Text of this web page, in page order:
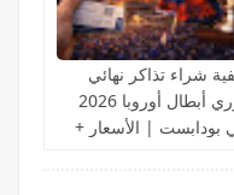
شراء تذاكر نهائي
دوري أبطال أوروبا 2026
بودابست | الأسعار +